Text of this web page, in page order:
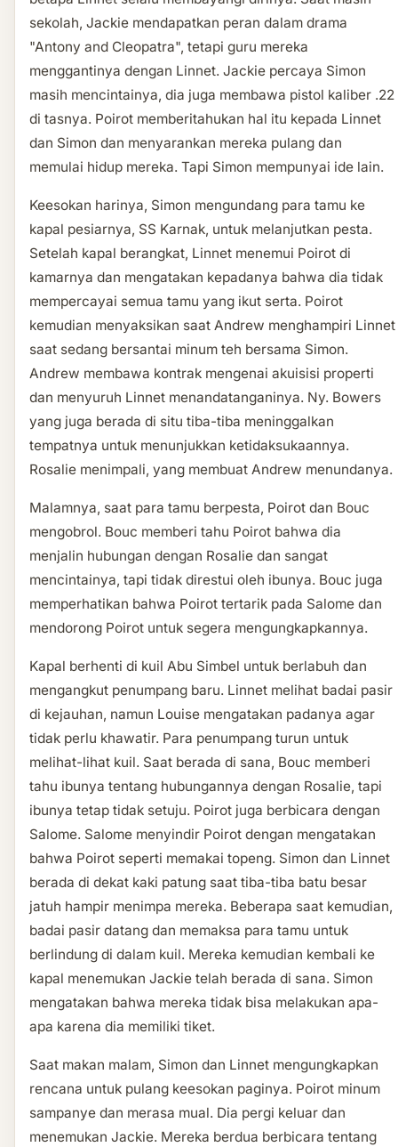
sekolah, Jackie mendapatkan peran dalam drama
"Antony and Cleopatra", tetapi guru mereka
menggantinya dengan Linnet. Jackie percaya Simon
masih mencintainya, dia juga membawa pistol kaliber .22
di tasnya. Poirot memberitahukan hal itu kepada Linnet
dan Simon dan menyarankan mereka pulang dan
memulai hidup mereka. Tapi Simon mempunyai ide lain.
Keesokan harinya, Simon mengundang para tamu ke
kapal pesiarnya, SS Karnak, untuk melanjutkan pesta.
Setelah kapal berangkat, Linnet menemui Poirot di
kamarnya dan mengatakan kepadanya bahwa dia tidak
mempercayai semua tamu yang ikut serta. Poirot
kemudian menyaksikan saat Andrew menghampiri Linnet
saat sedang bersantai minum teh bersama Simon.
Andrew membawa kontrak mengenai akuisisi properti
dan menyuruh Linnet menandatanganinya. Ny. Bowers
yang juga berada di situ tiba-tiba meninggalkan
tempatnya untuk menunjukkan ketidaksukaannya.
Rosalie menimpali, yang membuat Andrew menundanya.
Malamnya, saat para tamu berpesta, Poirot dan Bouc
mengobrol. Bouc memberi tahu Poirot bahwa dia
menjalin hubungan dengan Rosalie dan sangat
mencintainya, tapi tidak direstui oleh ibunya. Bouc juga
memperhatikan bahwa Poirot tertarik pada Salome dan
mendorong Poirot untuk segera mengungkapkannya.
Kapal berhenti di kuil Abu Simbel untuk berlabuh dan
mengangkut penumpang baru. Linnet melihat badai pasir
di kejauhan, namun Louise mengatakan padanya agar
tidak perlu khawatir. Para penumpang turun untuk
melihat-lihat kuil. Saat berada di sana, Bouc memberi
tahu ibunya tentang hubungannya dengan Rosalie, tapi
ibunya tetap tidak setuju. Poirot juga berbicara dengan
Salome. Salome menyindir Poirot dengan mengatakan
bahwa Poirot seperti memakai topeng. Simon dan Linnet
berada di dekat kaki patung saat tiba-tiba batu besar
jatuh hampir menimpa mereka. Beberapa saat kemudian,
badai pasir datang dan memaksa para tamu untuk
berlindung di dalam kuil. Mereka kemudian kembali ke
kapal menemukan Jackie telah berada di sana. Simon
mengatakan bahwa mereka tidak bisa melakukan apa-
apa karena dia memiliki tiket.
Saat makan malam, Simon dan Linnet mengungkapkan
rencana untuk pulang keesokan paginya. Poirot minum
sampanye dan merasa mual. Dia pergi keluar dan
menemukan Jackie. Mereka berdua berbicara tentang